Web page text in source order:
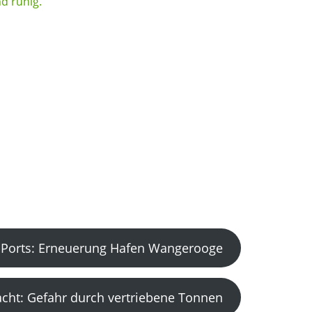
Erneuerung Hafen Wangerooge
Gefahr durch vertriebene Tonnen